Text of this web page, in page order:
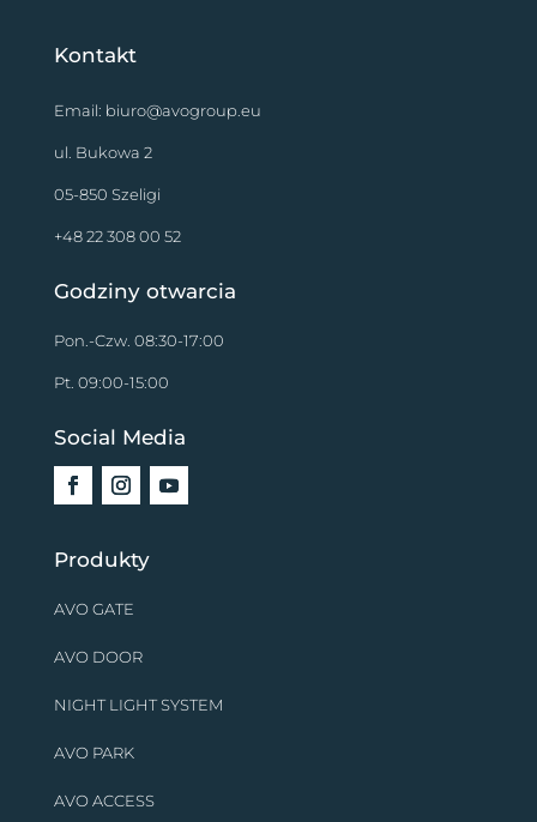
Kontakt
Email: biuro@avogroup.eu
ul. Bukowa 2
05-850 Szeligi
+48 22 308 00 52
Godziny otwarcia
Pon.-Czw. 08:30-17:00
Pt. 09:00-15:00
Social Media
Produkty
AVO GATE
AVO DOOR
NIGHT LIGHT SYSTEM
AVO PARK
AVO ACCESS